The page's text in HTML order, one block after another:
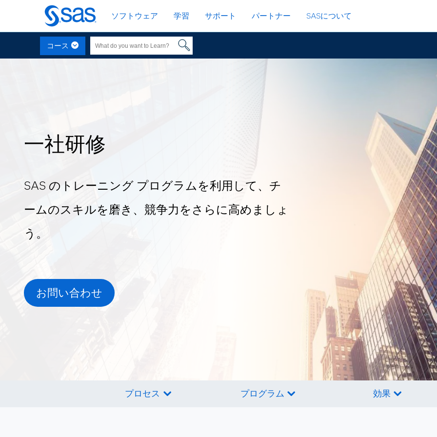
Skip
to
main
ソフトウェア 学習 サポート パートナー SASについて
コース
一社研修
SAS のトレーニング プログラムを利用して、チ
ームのスキルを磨き、競争力をさらに高めましょ
う。
お問い合わせ
プロセス プログラム 効果